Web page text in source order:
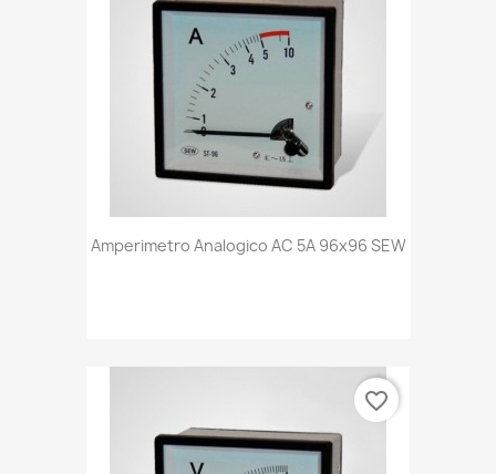
Amperimetro Analogico AC 5A 96x96 SEW
favorite_border